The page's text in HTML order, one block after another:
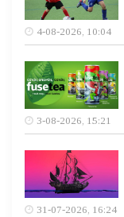
4-08-2026, 10:04
3-08-2026, 15:21
31-07-2026, 16:24